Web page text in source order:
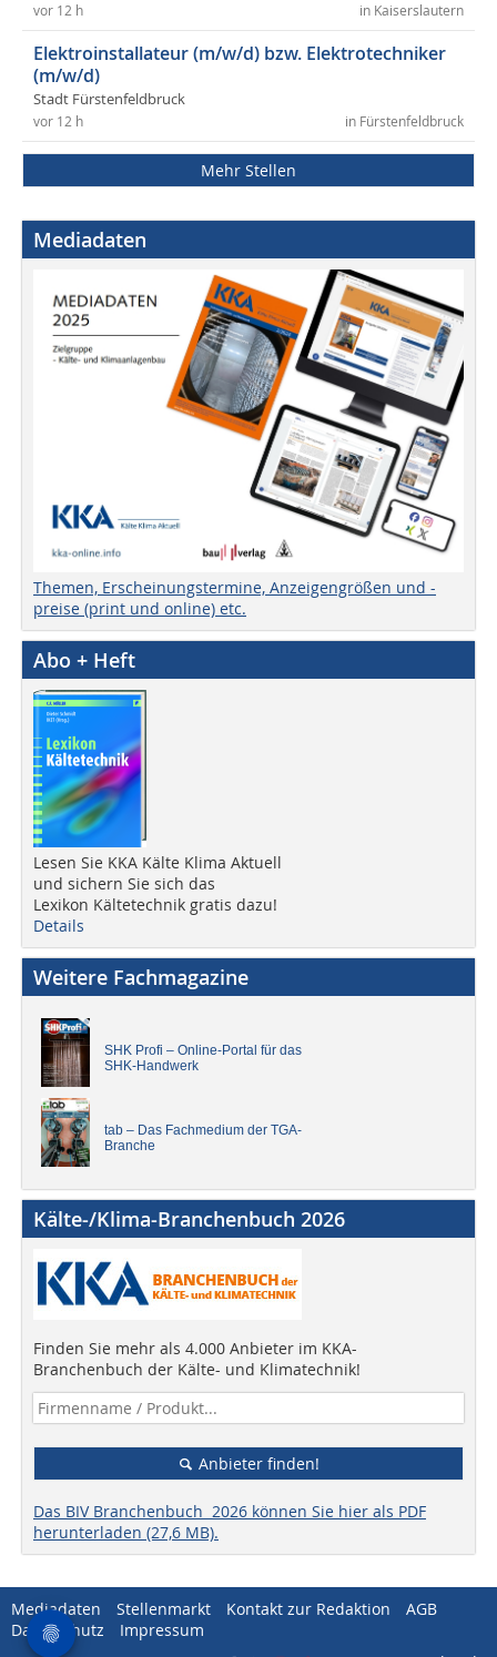
in Kaiserslautern
vor 12 h
Elektroinstallateur (m/w/d) bzw. Elektrotechniker
(m/w/d)
Stadt Fürstenfeldbruck
in Fürstenfeldbruck
vor 12 h
Mehr Stellen
Mediadaten
Themen, Erscheinungstermine, Anzeigengrößen und -
preise (print und online) etc.
Abo + Heft
Lesen Sie KKA Kälte Klima Aktuell
und sichern Sie sich das
Lexikon Kältetechnik gratis dazu!
Details
Weitere Fachmagazine
SHK Profi – Online-Portal für das
SHK-Handwerk
tab – Das Fachmedium der TGA-
Branche
Kälte-/Klima-Branchenbuch 2026
Finden Sie mehr als 4.000 Anbieter im KKA-
Branchenbuch der Kälte- und Klimatechnik!
Anbieter finden!
Das BIV Branchenbuch 2026 können Sie hier als PDF
herunterladen (27,6 MB).
Mediadaten Stellenmarkt Kontakt zur Redaktion
AGB
Datenschutz
Impressum